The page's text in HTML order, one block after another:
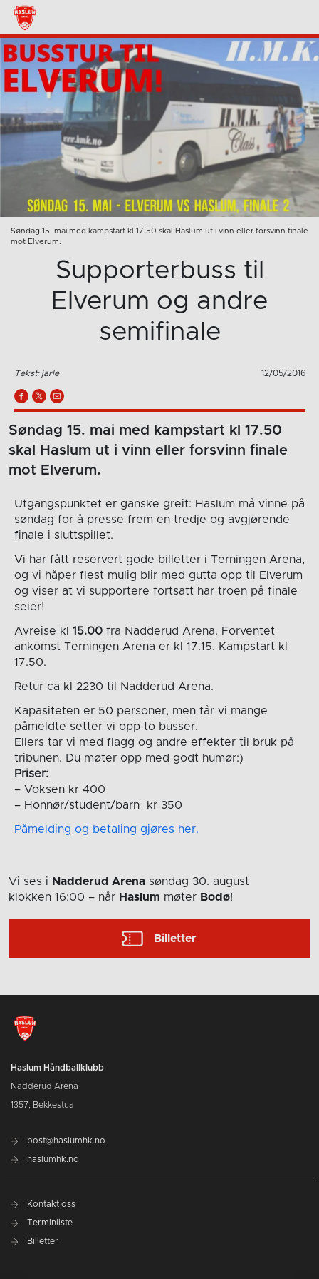
Søndag 15. mai med kampstart kl 17.50 skal Haslum ut i vinn eller forsvinn finale
mot Elverum.
Supporterbuss til
Elverum og andre
semifinale
Tekst: jarle 12/05/2016
Søndag 15. mai med kampstart kl 17.50
skal Haslum ut i vinn eller forsvinn finale
mot Elverum.
Utgangspunktet er ganske greit: Haslum må vinne på
søndag for å presse frem en tredje og avgjørende
finale i sluttspillet.
Vi har fått reservert gode billetter i Terningen Arena,
og vi håper flest mulig blir med gutta opp til Elverum
og viser at vi supportere fortsatt har troen på finale
seier!
Avreise kl 15.00fra Nadderud Arena. Forventet
ankomst Terningen Arena er kl 17.15. Kampstart kl
17.50.
Retur ca kl 2230 til Nadderud Arena.
Kapasiteten er 50 personer, men får vi mange
påmeldte setter vi opp to busser.
Ellers tar vi med flagg og andre effekter til bruk på
tribunen. Du møter opp med godt humør:)
Priser:
– Voksen kr 400
– Honnør/student/barn kr 350
Påmelding og betaling gjøres her.
Vi ses i Nadderud Arena søndag 30. august
klokken 16:00 – når Haslum møter Bodø!
Billetter
Haslum Håndballklubb
Nadderud Arena
1357, Bekkestua
post@haslumhk.no
haslumhk.no
Kontakt oss
Terminliste
Billetter